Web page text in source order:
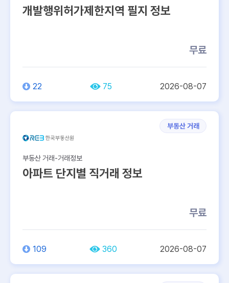
개발행위허가제한지역 필지 정보
무료
22 75 2026-08-07
부동산 거래
부동산 거래-거래정보
아파트 단지별 직거래 정보
무료
109 360 2026-08-07